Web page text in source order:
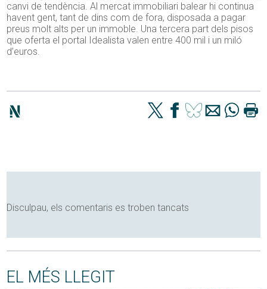
canvi de tendència. Al mercat immobiliari balear hi continua
havent gent, tant de dins com de fora, disposada a pagar
preus molt alts per un immoble. Una tercera part dels pisos
que oferta el portal Idealista valen entre 400 mil i un miló
d’euros.
Disculpau, els comentaris es troben tancats
EL MÉS LLEGIT